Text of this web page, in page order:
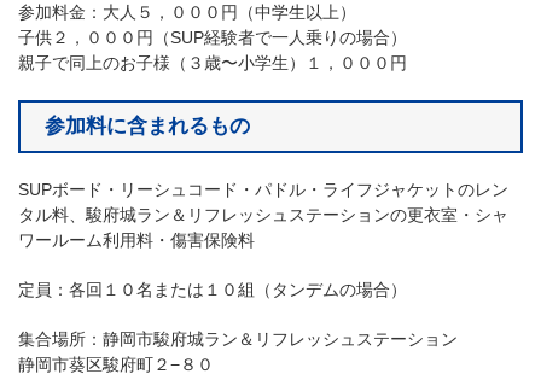
参加料金：大人５，０００円（中学生以上）
子供２，０００円（SUP経験者で一人乗りの場合）
親子で同上のお子様（３歳〜小学生）１，０００円
参加料に含まれるもの
SUPボード・リーシュコード・パドル・ライフジャケットのレン
タル料、駿府城ラン＆リフレッシュステーションの更衣室・シャ
ワールーム利用料・傷害保険料
定員：各回１０名または１０組（タンデムの場合）
集合場所：静岡市駿府城ラン＆リフレッシュステーション
静岡市葵区駿府町２−８０